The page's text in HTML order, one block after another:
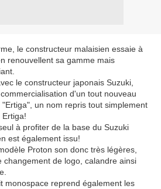
le constructeur malaisien essaie à
renouvellent sa gamme mais
le constructeur japonais Suzuki,
d'un tout nouveau
un nom repris tout simplement
à profiter de la base du Suzuki
est également issu!
Proton son donc très légères,
de logo, calandre ainsi
monospace reprend également les